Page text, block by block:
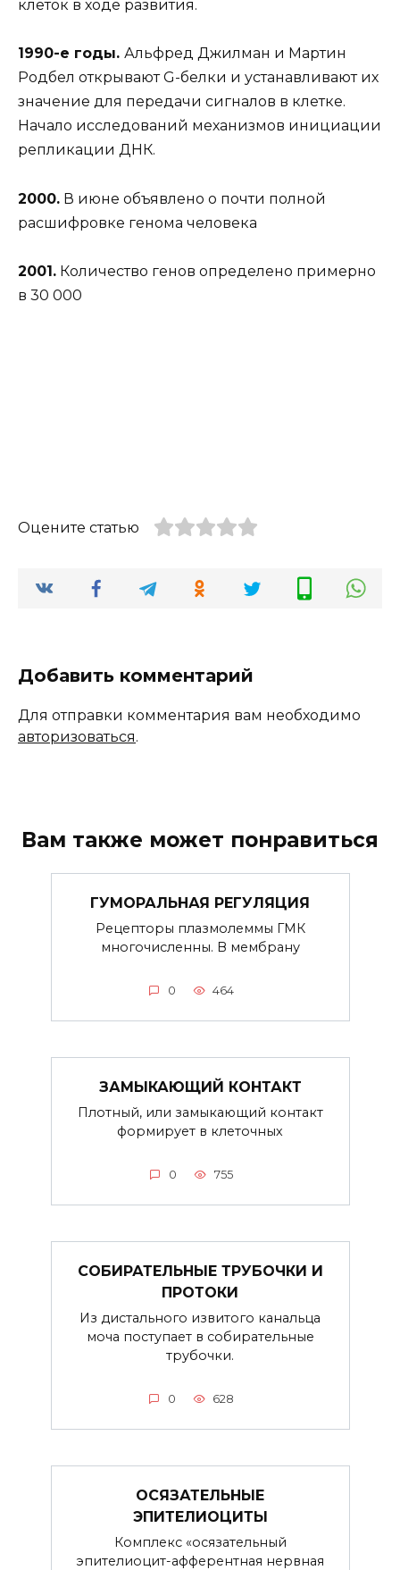
клеток в ходе развития.
1990-е годы. Альфред Джилман и Мартин
Родбел открывают G-белки и устанавливают их
значение для передачи сигналов в клетке.
Начало исследований механизмов инициации
репликации ДНК.
2000. В июне объявлено о почти полной
расшифровке генома человека
2001. Количество генов определено примерно
в 30 000
Оцените статью
Добавить комментарий
Для отправки комментария вам необходимо
авторизоваться.
Вам также может понравиться
ГУМОРАЛЬНАЯ РЕГУЛЯЦИЯ
Рецепторы плазмолеммы ГМК
многочисленны. В мембрану
0 464
ЗАМЫКАЮЩИЙ КОНТАКТ
Плотный, или замыкающий контакт
формирует в клеточных
0 755
СОБИРАТЕЛЬНЫЕ ТРУБОЧКИ И
ПРОТОКИ
Из дистального извитого канальца
моча поступает в собирательные
трубочки.
0 628
ОСЯЗАТЕЛЬНЫЕ
ЭПИТЕЛИОЦИТЫ
Комплекс «осязательный
эпителиоцит-афферентная нервная